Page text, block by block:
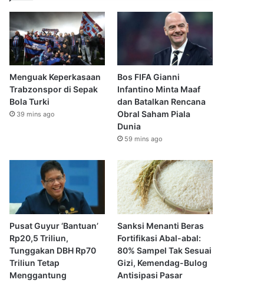
Menguak Keperkasaan
Trabzonspor di Sepak
Bola Turki
39 mins ago
Bos FIFA Gianni
Infantino Minta Maaf
dan Batalkan Rencana
Obral Saham Piala
Dunia
59 mins ago
Pusat Guyur ‘Bantuan’
Rp20,5 Triliun,
Tunggakan DBH Rp70
Triliun Tetap
Menggantung
Sanksi Menanti Beras
Fortifikasi Abal-abal:
80% Sampel Tak Sesuai
Gizi, Kemendag-Bulog
Antisipasi Pasar